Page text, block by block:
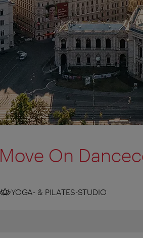
Move On
YOGA- & PILATES-STUDIO